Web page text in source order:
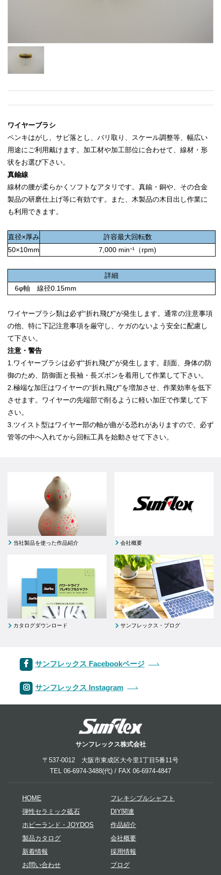
ワイヤーブラシ
ペンキはがし、サビ落とし、バリ取り、スケール調整等、幅広い
用途にご利用戴けます。加工材や加工部位に合わせて、線材・形
状をお選び下さい。
真鍮線
線材の腰が柔らかくソフトなアタリです。真鍮・銅や、その合金
製品の研磨仕上げ等に有効です。また、木製品の木目出し作業に
も利用できます。
直径×厚み
許容最大回転数
50×10mm
7,000 min⁻¹（rpm)
詳細
6φ軸 線径0.15mm
ワイヤーブラシ類は必ず“折れ飛び”が発生します。通常の注意事項
の他、特に下記注意事項を厳守し、ケガのないよう安全に配慮し
て下さい。
注意・警告
1.ワイヤーブラシは必ず“折れ飛び”が発生します。顔面、身体の防
御のため、防御面と長袖・長ズボンを着用して作業して下さい。
2. 極端な加圧はワイヤーの“折れ飛び”を増加させ、作業効率を低下
させます。ワイヤーの先端部で削るように軽い加圧で作業して下
さい。
3. ツイスト型はワイヤー部の軸が曲がる恐れがありますので、必ず
管等の中へ入れてから回転工具を始動させて下さい。
当社製品を使った作品紹介 会社概要
カタログダウンロード サンフレックス・ブログ
サンフレックス Facebookページ
サンフレックス Instagram
サンフレックス株式会社
〒537-0012 大阪市東成区大今里1丁目5番11号
TEL 06-6974-3488(代) / FAX 06-6974-4847
HOME
フレキシブルシャフト
弾性セラミック砥石
DIY関連
ホビーランド・JOYDOS
作品紹介
製品カタログ
会社概要
新着情報
採用情報
お問い合わせ
ブログ